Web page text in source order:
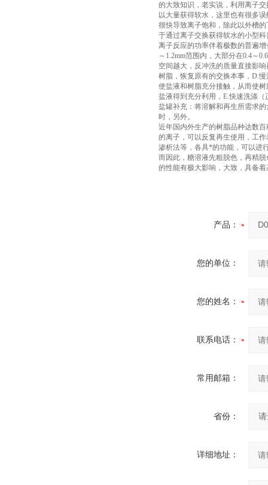
的大致知识，老实说，利用离子
以大量获得软水，这里也有很多
很快导致离子饱和，除此以外槽
于通过离子交换获得软水的小型科
离子反应的功率伴着极数的普遍
～1.2mm范围内，大部分在0.4～
空间越大，反冲洗的质量直接影
树脂，恢复原有的交换本事，D.
使盐液和树脂充分接触，从而使
盐液得到充分利用，E.快速洗涤
盐罐补充：将溶解和再生所需求
时，另外。
近年国内外生产的树脂品种达数
的离子，可以反复再生使用，工
渗析法等，各具*的功能，可以进
而因此，糖溶液先粗脱色，再精
的性能有极大影响，大致，具备
产品：
您的单位：
您的姓名：
联系电话：
常用邮箱：
省份：
详细地址：